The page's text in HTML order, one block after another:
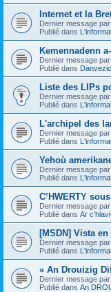
Internet et la
Dernier message par
Publié dans
Kemennadenn
Dernier message par
Publié dans
Liste des LIPs
Dernier message par
Publié dans
L'archipel des
Dernier message par
Publié dans
Yehoù
Dernier message par
Publié dans
C’HWERTY
Dernier message par
Publié dans Ar
[MSDN] Vista
Dernier message par
Publié dans
« An Drouizig
Dernier message par
Publié dans An